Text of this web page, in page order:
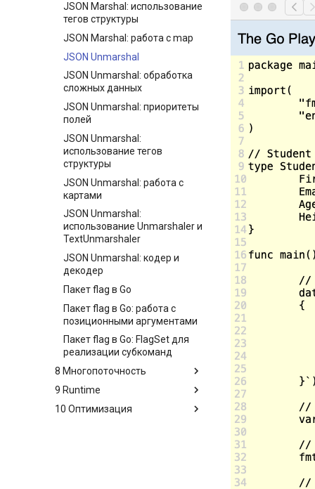
Встроенные функции
Пакеты и импорт пакетов
Подробнее о fmt.Printf
Папка пакета, путь импорта
пакета и зависимости пакета
Функция init
Полные формы импорта
пакетов
Модули
JSON Marshal: использование
тегов структуры
JSON Marshal: работа с map
JSON Unmarshal
JSON Unmarshal: обработка
сложных данных
JSON Unmarshal: приоритеты
полей
JSON Unmarshal:
использование тегов
структуры
JSON Unmarshal: работа с
картами
JSON Unmarshal:
использование Unmarshaler и
TextUnmarshaler
JSON Unmarshal: кодер и
декодер
Пакет flag в Go
Пакет flag в Go: работа с
позиционными аргументами
Пакет flag в Go: FlagSet для
реализации субкоманд
8 Многопоточность
Горутины
Горутины: конкурентная
9 Runtime
Планировщик ОС
10 Оптимизация